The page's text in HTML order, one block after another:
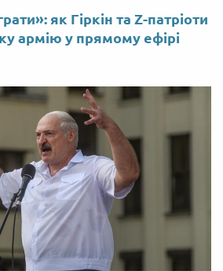
як Гіркін та Z-патріоти
армію у прямому ефірі